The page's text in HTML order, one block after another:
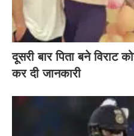
दूसरी बार‌ पिता बने विराट
कर दी‌ जानकारी